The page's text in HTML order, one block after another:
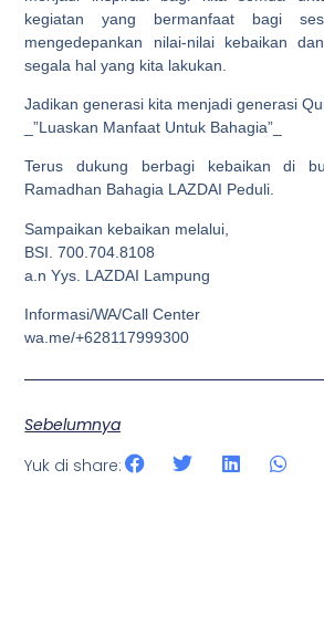
kegiatan yang bermanfaat bagi
mengedepankan nilai-nilai kebaikan
segala hal yang kita lakukan.
Jadikan generasi kita menjadi generasi
_”Luaskan Manfaat Untuk Bahagia”_
Terus dukung berbagi kebaikan di
Ramadhan Bahagia LAZDAI Peduli.
Sampaikan kebaikan melalui,
BSI. 700.704.8108
a.n Yys. LAZDAI Lampung
Informasi/WA/Call Center
wa.me/+628117999300
Sebelumnya
Yuk di share: